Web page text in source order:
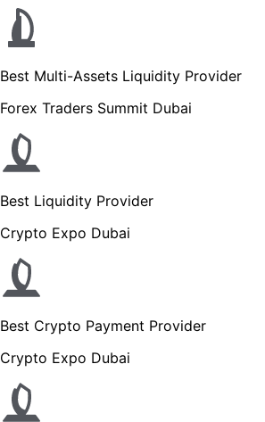
Best Multi-Assets Liquidity Provider
Forex Traders Summit Dubai
Best Liquidity Provider
Crypto Expo Dubai
Best Crypto Payment Provider
Crypto Expo Dubai